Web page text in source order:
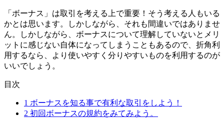
「ボーナス」は取引を考える上で重要！そう考える人もいる
かとは思います。しかしながら、それも間違いではありませ
ん。しかしながら、ボーナスについて理解していないとメリ
ットに感じない自体になってしまうこともあるので、折角利
用するなら、より使いやすく分りやすいものを利用するのが
いいでしょう。
目次
1 ボーナスを知る事で有利な取引をしよう！
2 初回ボーナスの規約をみてみよう。